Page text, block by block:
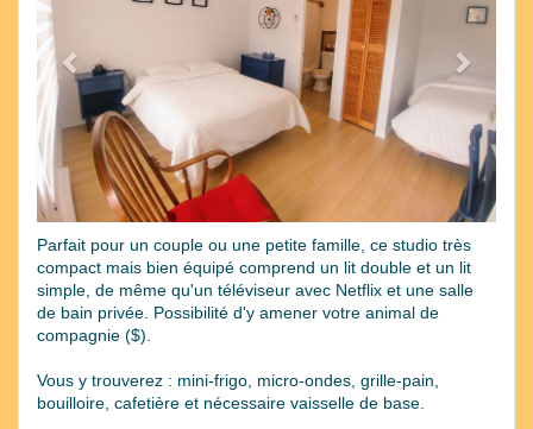
Parfait pour un couple ou une petite famille, ce studio très
compact mais bien équipé comprend un lit double et un lit
simple, de même qu'un téléviseur avec Netflix et une salle
de bain privée. Possibilité d'y amener votre animal de
compagnie ($).
Vous y trouverez : mini-frigo, micro-ondes, grille-pain,
bouilloire, cafetière et nécessaire vaisselle de base.